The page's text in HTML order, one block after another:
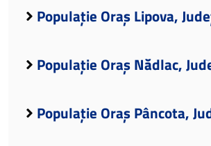
Populație Oraș Lipova,
Populație Oraș Nădlac,
Populație Oraș Pâncota,